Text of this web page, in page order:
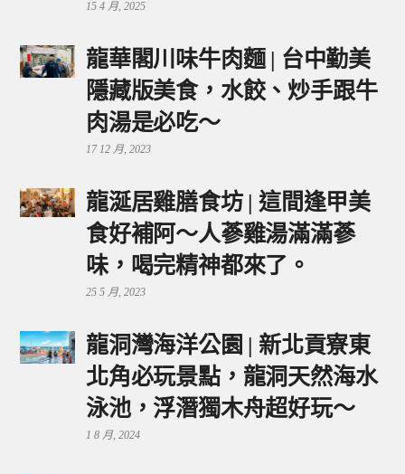
15 4 月, 2025
龍華閣川味牛肉麵 | 台中勤美
隱藏版美食，水餃、炒手跟牛
肉湯是必吃～
17 12 月, 2023
龍涎居雞膳食坊 | 這間逢甲美
食好補阿～人蔘雞湯滿滿蔘
味，喝完精神都來了。
25 5 月, 2023
龍洞灣海洋公園 | 新北貢寮東
北角必玩景點，龍洞天然海水
泳池，浮潛獨木舟超好玩～
1 8 月, 2024